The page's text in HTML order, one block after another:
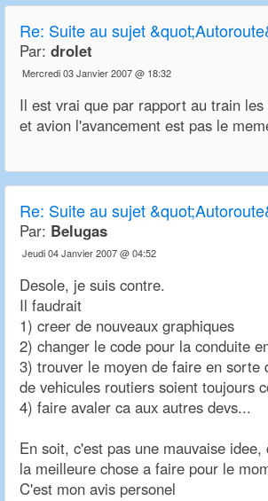
Re: Suite au sujet
Par: drolet
Mercredi 03 Janvier 2007 @ 18:32
Il est vrai que par rapport au train les
et avion l'avancement est pas le
Re: Suite au sujet
Par: Belugas
Jeudi 04 Janvier 2007 @ 04:52
Desole, je suis contre.
Il faudrait
1) creer de nouveaux graphiques
2) changer le code pour la conduite
3) trouver le moyen de faire en sorte
de vehicules routiers soient toujours
4) faire avaler ca aux autres devs...
En soit, c'est pas une mauvaise
la meilleure chose a faire pour le
C'est mon avis personel